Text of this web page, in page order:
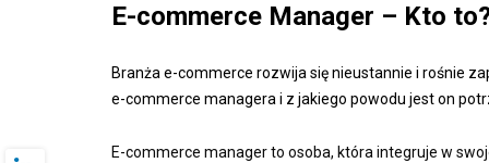
E-commerce Manager – Kto
Branża e-commerce rozwija się nieustannie i rośnie
e-commerce managera i z jakiego powodu jest on
E-commerce manager to osoba, która integruje w